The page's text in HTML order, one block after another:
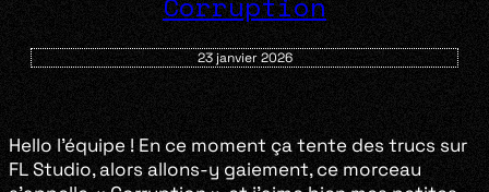
23 janvier 2026
Hello l’équipe ! En ce moment ça tente des trucs sur
FL Studio, alors allons-y gaiement, ce morceau